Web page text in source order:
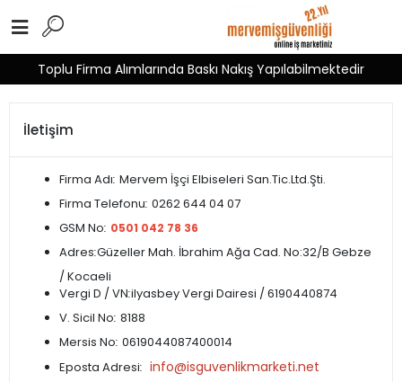
Toplu Firma Alımlarında Baskı Nakış Yapılabilmektedir
İletişim
Firma Adı: Mervem İşçi Elbiseleri San.Tic.Ltd.Şti.
Firma Telefonu: 0262 644 04 07
GSM No: 0501 042 78 36
Adres:Güzeller Mah. İbrahim Ağa Cad. No:32/B Gebze
/ Kocaeli
Vergi D / VN:ilyasbey Vergi Dairesi / 6190440874
V. Sicil No: 8188
Mersis No: 0619044087400014
Eposta Adresi: info@isguvenlikmarketi.net